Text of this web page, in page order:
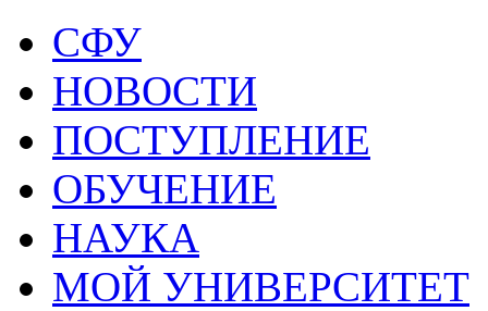
СФУ
НОВОСТИ
ПОСТУПЛЕНИЕ
ОБУЧЕНИЕ
НАУКА
МОЙ УНИВЕРСИТЕТ